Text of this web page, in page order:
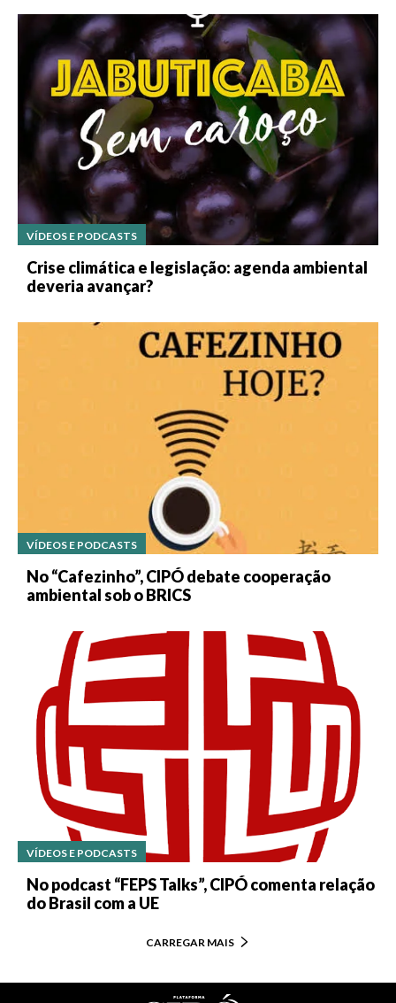
VÍDEOS E PODCASTS
Crise climática e legislação: agenda ambiental
deveria avançar?
VÍDEOS E PODCASTS
No “Cafezinho”, CIPÓ debate cooperação
ambiental sob o BRICS
VÍDEOS E PODCASTS
No podcast “FEPS Talks”, CIPÓ comenta relação
do Brasil com a UE
CARREGAR MAIS